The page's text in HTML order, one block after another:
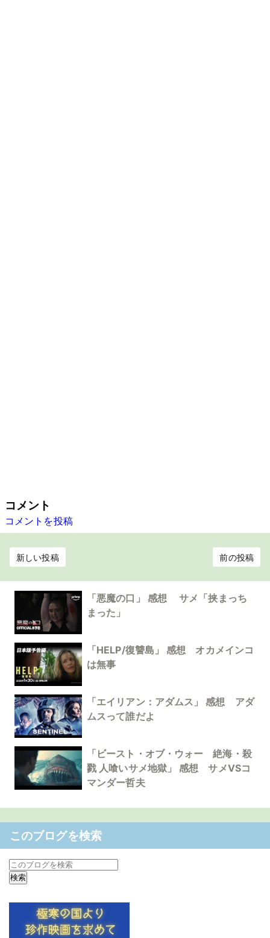
コメント
コメントを投稿
新しい投稿 前の投稿
「悪魔の口」 感想 サメ「挟まっち
まった」
「HELP/復讐島」 感想 オカメインコ
は無事
「エイリアン：アダムス」 感想 アダ
ムスって誰だよ
「ビースト・オブ・ウォー 絶海・殺
戮 人喰いサメ地獄」 感想 サメVSコ
マンダー哲夫
このブログを検索